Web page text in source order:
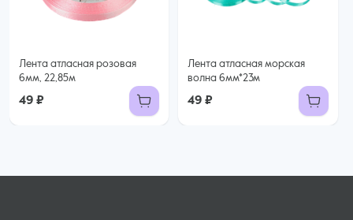
Лента атласная розовая
6мм, 22,85м
49 ₽
Лента атласная морская
волна 6мм*23м
49 ₽